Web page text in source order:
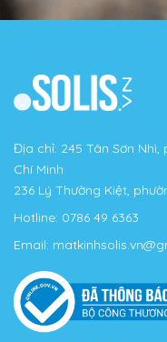
Địa chỉ: 245 Tân Sơn Nhì,
Chí Minh
236 Lý Thường Kiệt,
Hotline: 0786 49 6363
Email: